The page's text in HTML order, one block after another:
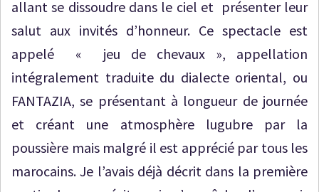
allant se dissoudre dans le ciel et présenter leur
salut aux invités d’honneur. Ce spectacle est
appelé « jeu de chevaux », appellation
intégralement traduite du dialecte oriental, ou
FANTAZIA, se présentant à longueur de journée
et créant une atmosphère lugubre par la
poussière mais malgré il est apprécié par tous les
marocains. Je l’avais déjà décrit dans la première